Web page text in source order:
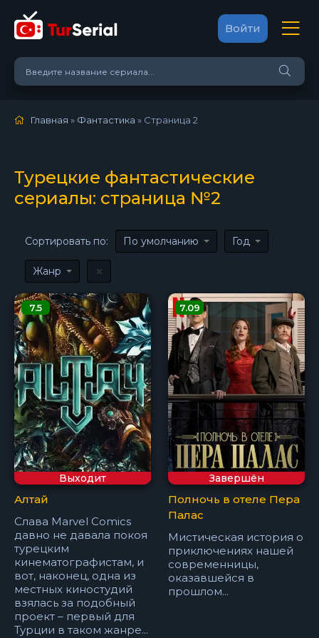
Войти
Главная » Фантастика » Страница 2
Турецкие фантастические
сериалы: страница №2
Сортировать по: По умолчанию Год
Жанр
Выходит
7.5
Алтай
Слава Marvel Comics
давно не давала покоя
турецким
кинематографистам, и
вот, наконец, одна из
местных киностудий
взялась за подобный
проект – первый для
Турции в таком жанре...
Завершён
7.09
Полночь в отеле Пера
Палас
Мистическая история о
приключениях нашей
современницы,
оказавшейся в
прошлом...